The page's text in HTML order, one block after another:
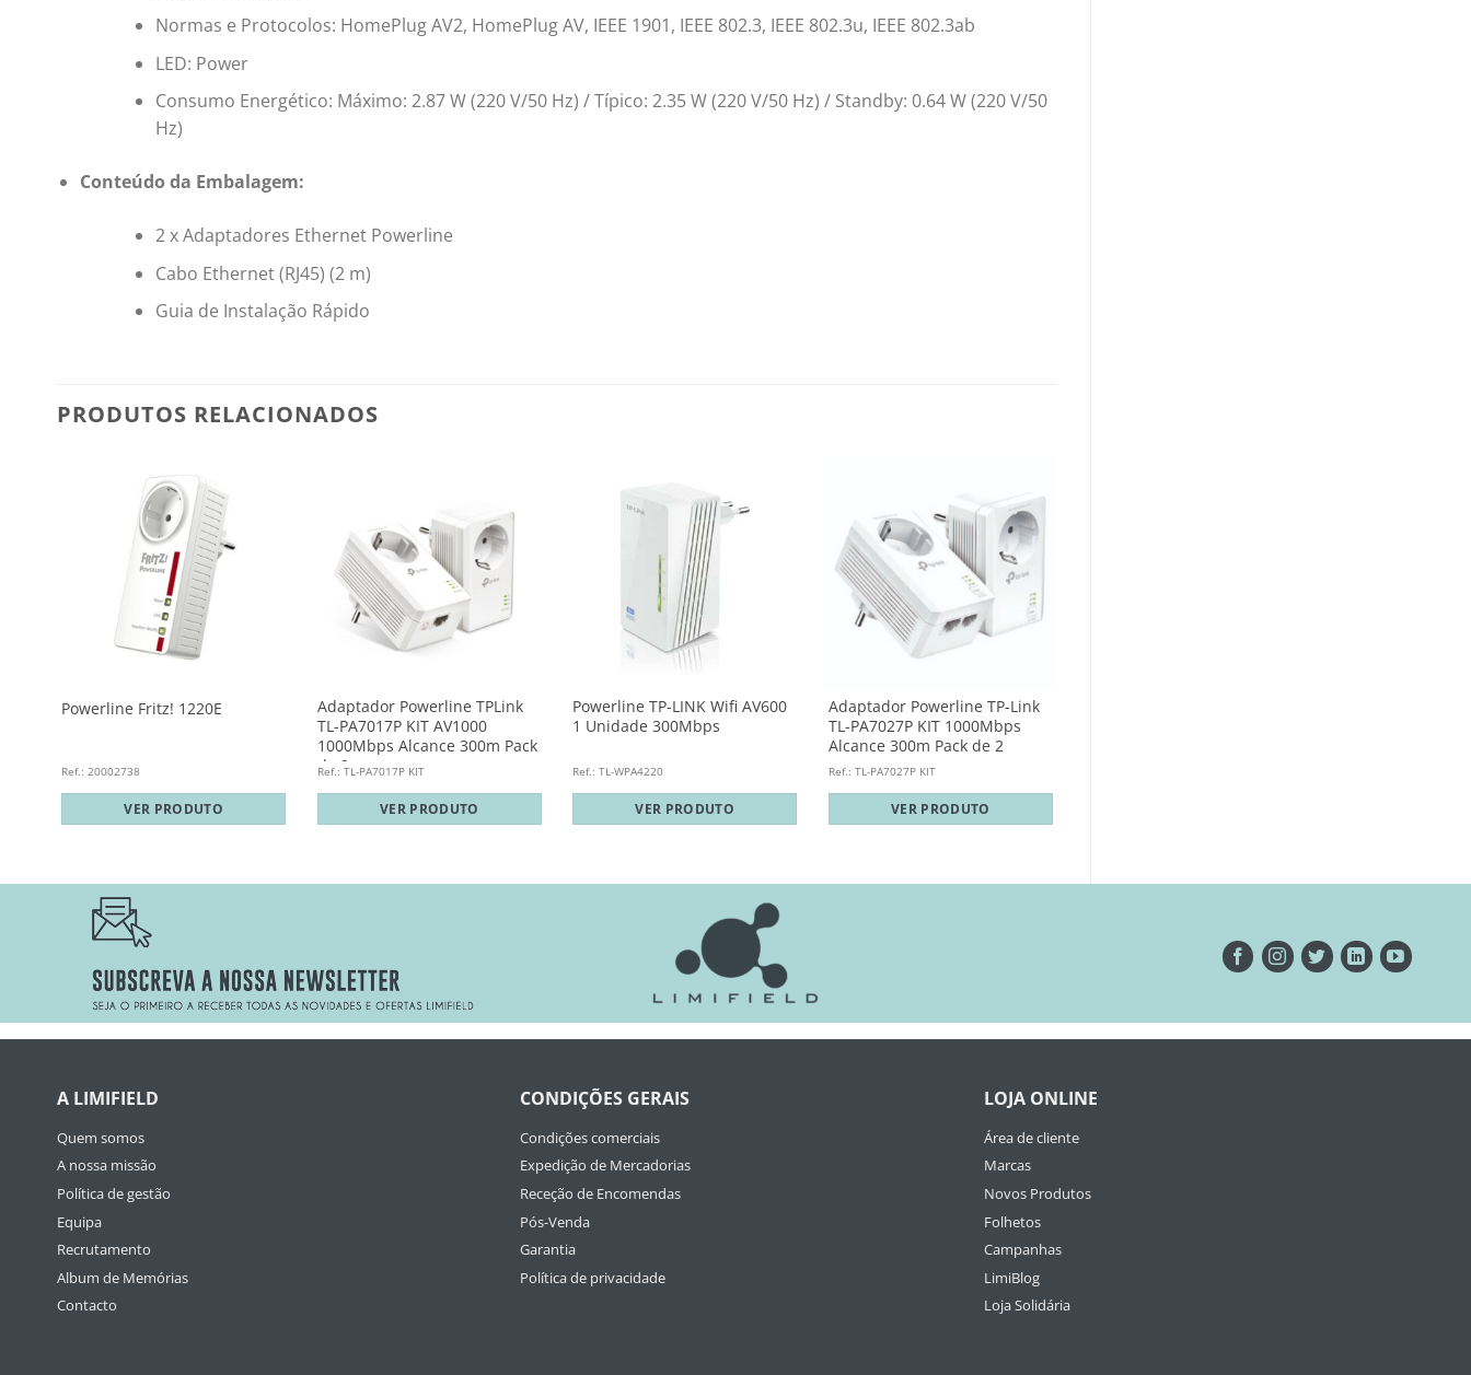
Normas e Protocolos: HomePlug AV2, HomePlug AV, IEEE 1901, IEEE 802.3, IEEE 802.3u, IEEE 802.3ab
LED: Power
Consumo Energético: Máximo: 2.87 W (220 V/50 Hz) / Típico: 2.35 W (220 V/50 Hz) / Standby: 0.64 W (220 V/50
Hz)
Conteúdo da Embalagem:
2 x Adaptadores Ethernet Powerline
Cabo Ethernet (RJ45) (2 m)
Guia de Instalação Rápido
PRODUTOS RELACIONADOS
Powerline Fritz! 1220E
Ref.: 20002738
VER PRODUTO
Adaptador Powerline TPLink
TL-PA7017P KIT AV1000
1000Mbps Alcance 300m Pack
de 2
Ref.: TL-PA7017P KIT
VER PRODUTO
Powerline TP-LINK Wifi AV600
1 Unidade 300Mbps
Ref.: TL-WPA4220
VER PRODUTO
Adaptador Powerline TP-Link
TL-PA7027P KIT 1000Mbps
Alcance 300m Pack de 2
Ref.: TL-PA7027P KIT
VER PRODUTO
A LIMIFIELD
Quem somos
A nossa missão
Política de gestão
Equipa
Recrutamento
Album de Memórias
Contacto
CONDIÇÕES GERAIS
Condições comerciais
Expedição de Mercadorias
Receção de Encomendas
Pós-Venda
Garantia
Política de privacidade
LOJA ONLINE
Área de cliente
Marcas
Novos Produtos
Folhetos
Campanhas
LimiBlog
Loja Solidária